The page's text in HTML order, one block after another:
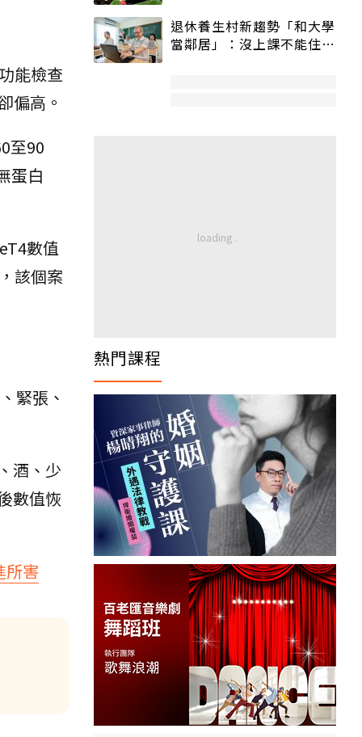
能檢查
偏高。
至90
蛋白
數值
該個案
緊張、
酒、少
數值恢
所害
退休養生村新趨勢「和大學
當鄰居」：沒上課不能住、
熱門課程